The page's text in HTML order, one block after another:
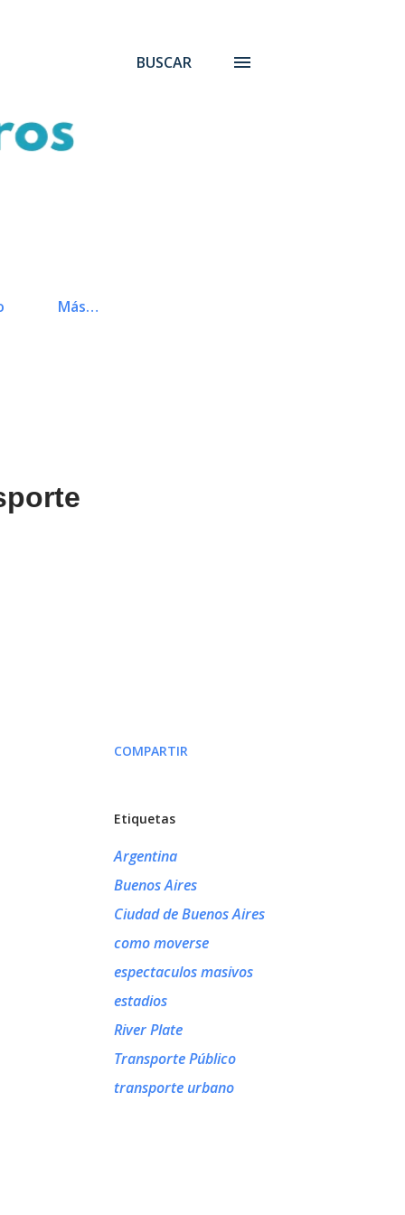
BUSCAR
Más…
COMPARTIR
Etiquetas
Argentina
Buenos Aires
Ciudad de Buenos Aires
como moverse
espectaculos masivos
estadios
River Plate
Transporte Público
transporte urbano